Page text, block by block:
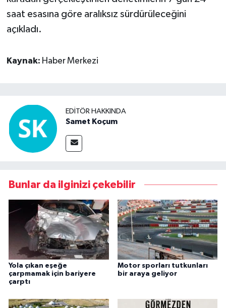
saat esasına göre aralıksız sürdürüleceğini
açıkladı.
Kaynak: Haber Merkezi
EDITÖR HAKKINDA
Samet Koçum
Bunlar da ilginizi çekebilir
Yola çıkan eşeğe
çarpmamak için bariyere
çarptı
Motor sporları tutkunları
bir araya geliyor